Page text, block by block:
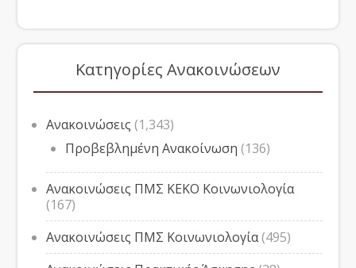
Κατηγορίες Ανακοινώσεων
Ανακοινώσεις (1,343)
Προβεβλημένη Ανακοίνωση (136)
Ανακοινώσεις ΠΜΣ ΚΕΚΟ Κοινωνιολογία
(167)
Ανακοινώσεις ΠΜΣ Κοινωνιολογία(495)